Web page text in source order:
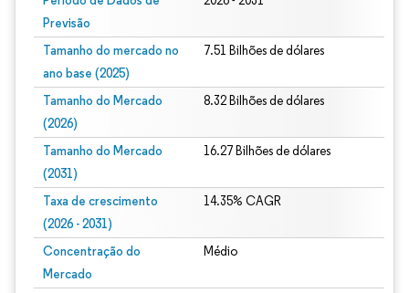
Previsão
Tamanho do mercado no
ano base (2025)
7.51 Bilhões de dólares
Tamanho do Mercado
(2026)
8.32 Bilhões de dólares
Tamanho do Mercado
(2031)
16.27 Bilhões de dólares
Taxa de crescimento
(2026 - 2031)
14.35% CAGR
Concentração do
Mercado
Médio